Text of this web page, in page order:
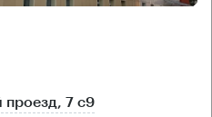
проезд, 7 с9